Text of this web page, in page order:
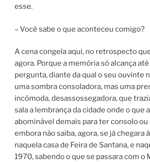
esse.
– Você sabe o que aconteceu comigo?
A cena congela aqui, no retrospecto
agora. Porque a memória só alcança
pergunta, diante da qual o seu ouvinte
uma sombra consoladora, mas uma
incômoda, desassossegadora, que
sala a lembrança da cidade onde o que
abominável demais para ter consolo ou
embora não saiba, agora, se já chegara
naquela casa de Feira de Santana, e
1970, sabendo o que se passara com o